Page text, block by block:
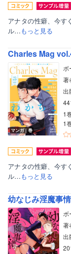
アナタの性癖、今す
ル…もっと見る
Charles Mag
マンガ｜巻
ボ
著
出
1
1
アナタの性癖、今す
ル…もっと見る
ボ
著
出